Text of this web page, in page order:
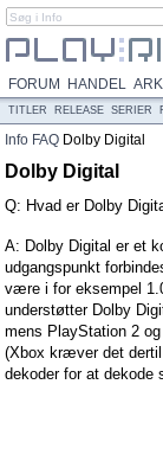
FORUM HANDEL
TITLER RELEASE SERIER
Info FAQ Dolby Digital
Dolby Digital
Q: Hvad er Dolby
A: Dolby Digital er et
udgangspunkt
være i for eksempel
understøtter Dolby
mens PlayStation 2
(Xbox kræver det
dekoder for at dekode